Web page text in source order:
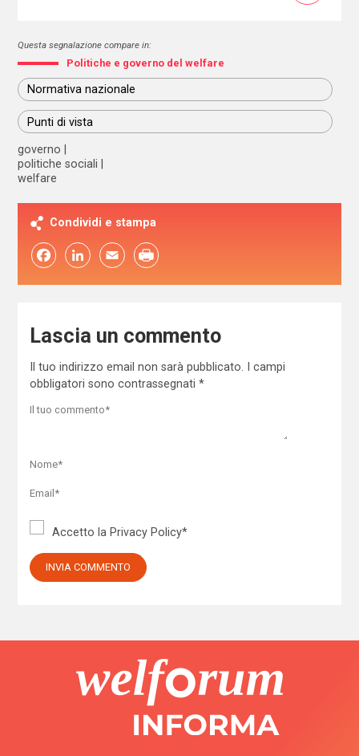
Questa segnalazione compare in:
Politiche e governo del welfare
Normativa nazionale
Punti di vista
governo
politiche sociali
welfare
Condividi e stampa
FacebookLinkedIn Email
Lascia un commento
Il tuo indirizzo email non sarà pubblicato.
I campi
obbligatori sono contrassegnati *
Accetto la Privacy Policy*